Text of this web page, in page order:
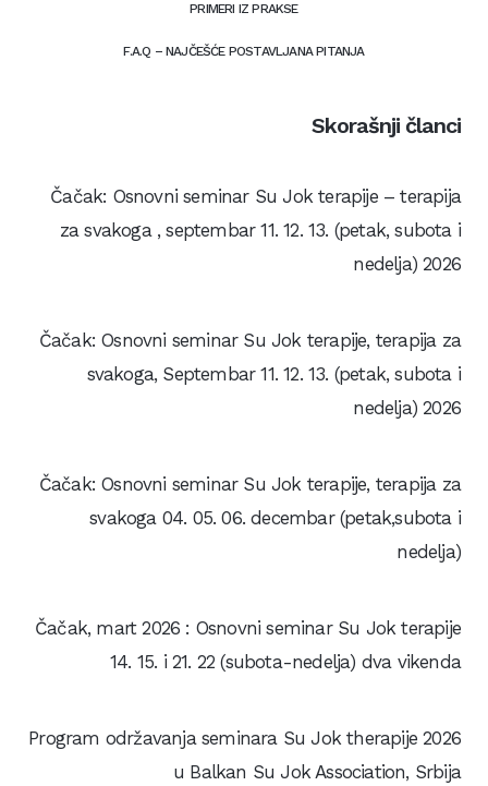
PRIMERI IZ PRAKSE
F.A.Q – NAJČEŠĆE POSTAVLJANA PITANJA
Skorašnji članci
Čačak: Osnovni seminar Su Jok terapije – terapija
za svakoga , septembar 11. 12. 13. (petak, subota i
nedelja) 2026
Čačak: Osnovni seminar Su Jok terapije, terapija za
svakoga, Septembar 11. 12. 13. (petak, subota i
nedelja) 2026
Čačak: Osnovni seminar Su Jok terapije, terapija za
svakoga 04. 05. 06. decembar (petak,subota i
nedelja)
Čačak, mart 2026 : Osnovni seminar Su Jok terapije
14. 15. i 21. 22 (subota-nedelja) dva vikenda
Program održavanja seminara Su Jok therapije 2026
u Balkan Su Jok Association, Srbija